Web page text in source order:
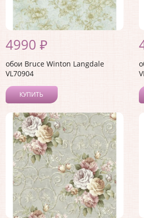
4990 ₽
обои Bruce Winton Langdale
VL70904
КУПИТЬ